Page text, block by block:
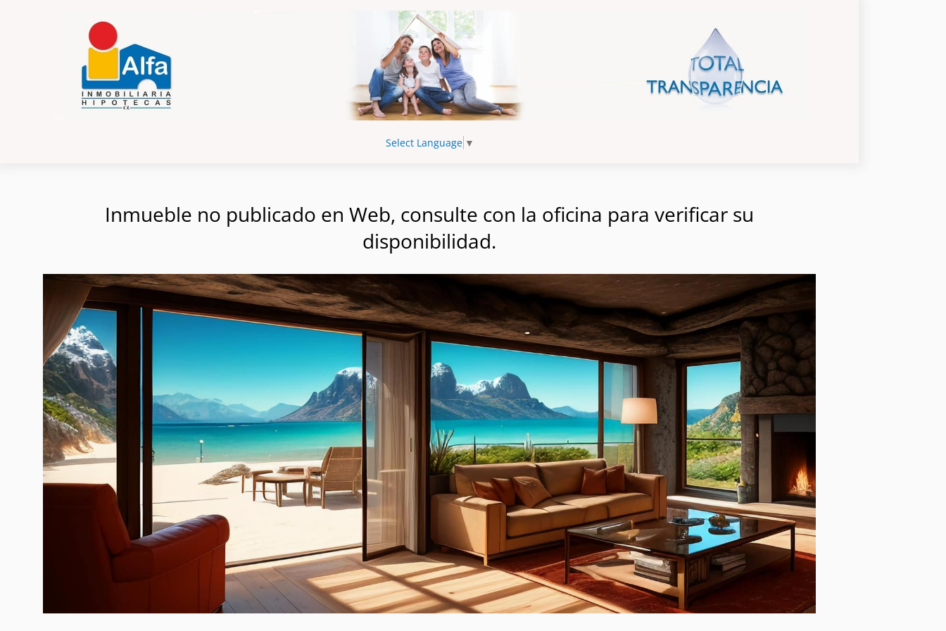
Select Language ▼
Inmueble no publicado en Web, consulte con la oficina para verificar su
disponibilidad.